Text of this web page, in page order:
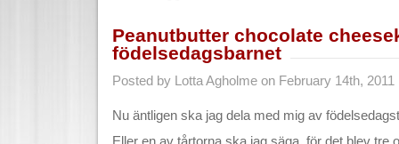
Peanutbutter chocolate
födelsedagsbarnet
Posted by Lotta Agholme on February 14th, 2011
Nu äntligen ska jag dela med mig av
Eller en av tårtorna ska jag säga, för det blev tre